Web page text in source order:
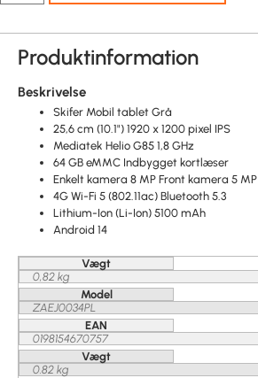
Produktinformation
Beskrivelse
Skifer Mobil tablet Grå
25,6 cm (10.1") 1920 x 1200 pixel IPS
Mediatek Helio G85 1,8 GHz
64 GB eMMC Indbygget kortlæser
Enkelt kamera 8 MP Front kamera 5 MP
4G Wi-Fi 5 (802.11ac) Bluetooth 5.3
Lithium-Ion (Li-Ion) 5100 mAh
Android 14
Vægt
0,82 kg
Model
ZAEJ0034PL
EAN
0198154670757
Vægt
0.82 kg